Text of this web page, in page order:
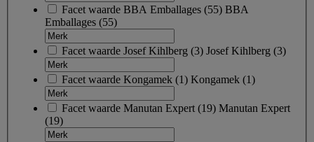
Facet waarde BBA Emballages (55) BBA
Emballages (55)
Facet waarde Josef Kihlberg (3) Josef Kihlberg (3)
Facet waarde Kongamek (1) Kongamek (1)
Facet waarde Manutan Expert (19) Manutan Expert
(19)